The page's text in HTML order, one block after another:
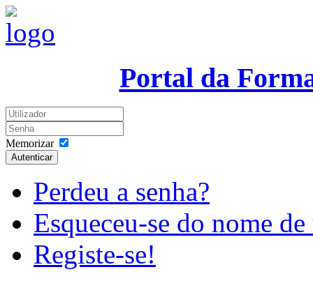
Portal da
Memorizar
Autenticar
Perdeu a senha?
Esqueceu-se do nome
Registe-se!